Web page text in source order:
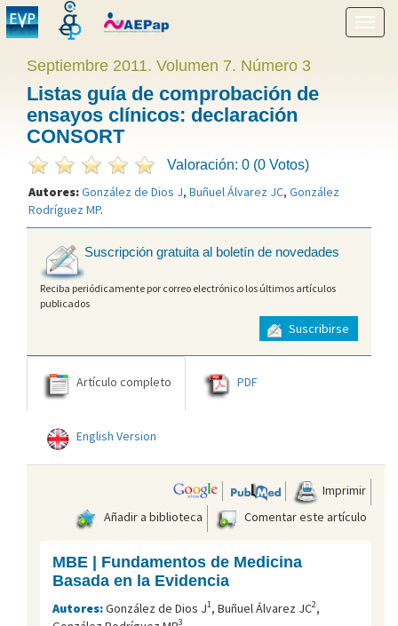
menú
Septiembre 2011. Volumen 7. Número 3
Listas guía de comprobación de
ensayos clínicos: declaración
CONSORT
Valoración: 0 (0 Votos)
Autores:González de Dios J, Buñuel Álvarez JC, González
Rodríguez MP.
Suscripción gratuita al boletín de novedades
Reciba periódicamente por correo electrónico los últimos artículos
publicados
Suscribirse
Artículo completo PDF
English Version
Imprimir
Añadir a biblioteca
Comentar este artículo
MBE | Fundamentos de Medicina
Basada en la Evidencia
Autores:González de Dios J1, Buñuel Álvarez JC2,
3